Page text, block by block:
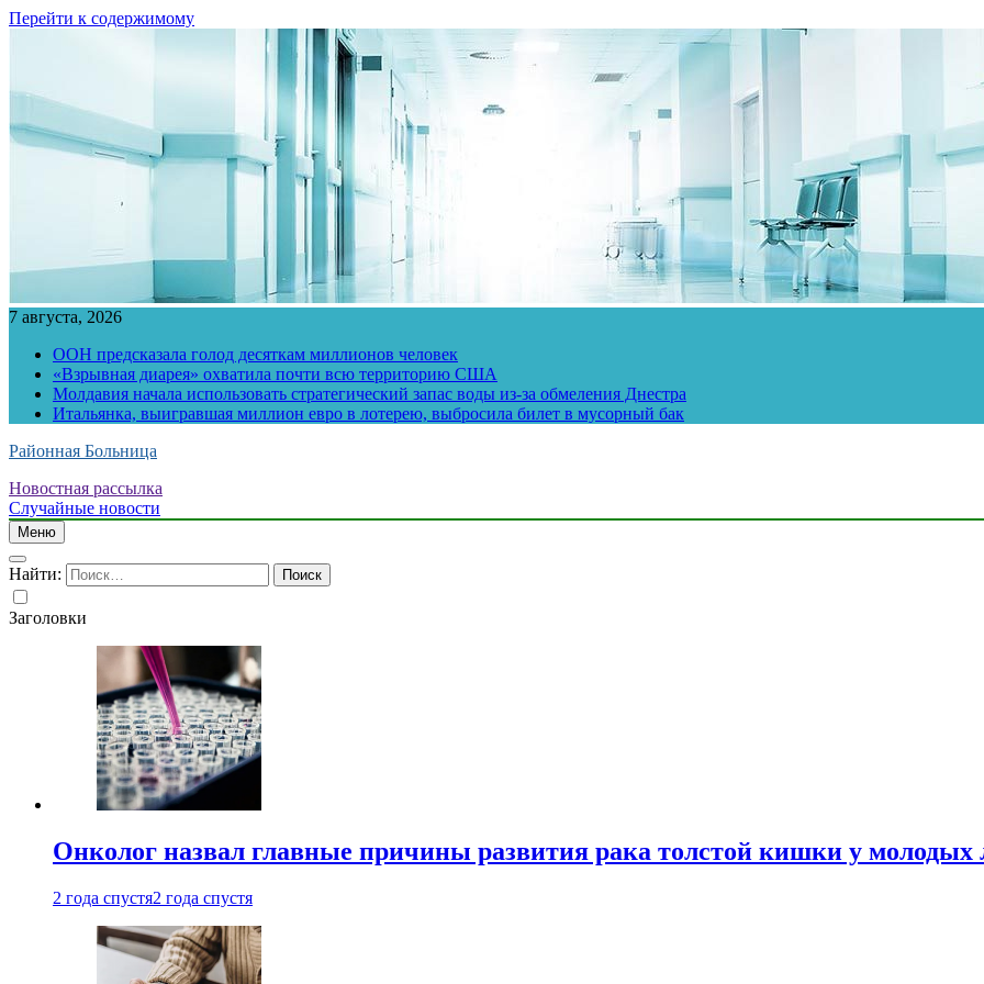
Перейти к содержимому
7 августа, 2026
ООН предсказала голод десяткам миллионов человек
«Взрывная диарея» охватила почти всю территорию США
Молдавия начала использовать стратегический запас воды из-за обмеления Днестра
Итальянка, выигравшая миллион евро в лотерею, выбросила билет в мусорный бак
Районная Больница
Новостная рассылка
Случайные новости
Меню
Найти:
Заголовки
Онколог назвал главные причины развития рака толстой кишки у молодых
2 года спустя2 года спустя